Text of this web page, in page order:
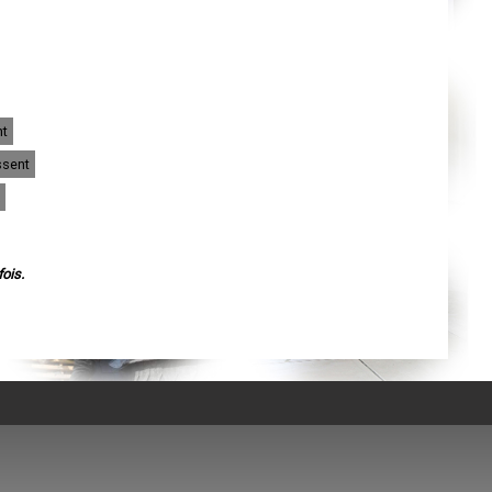
Lyon
Vesoul
Chambéry